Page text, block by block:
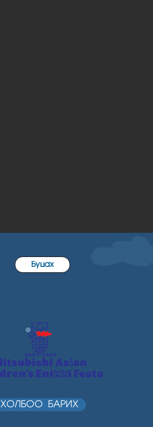
Буцах
ХОЛБОО БАРИХ